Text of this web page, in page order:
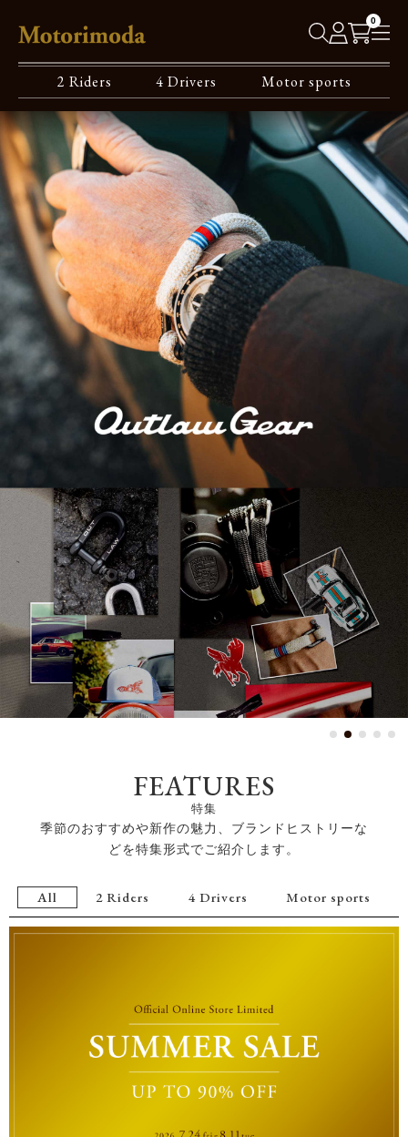
0
2 Riders 4 Drivers Motor sports
harmonization of the
MOTOR
＋
MODE
FEATURES
特集
季節のおすすめや新作の魅力、ブランドヒストリーな
どを特集形式でご紹介します。
All 2 Riders 4 Drivers Motor sports